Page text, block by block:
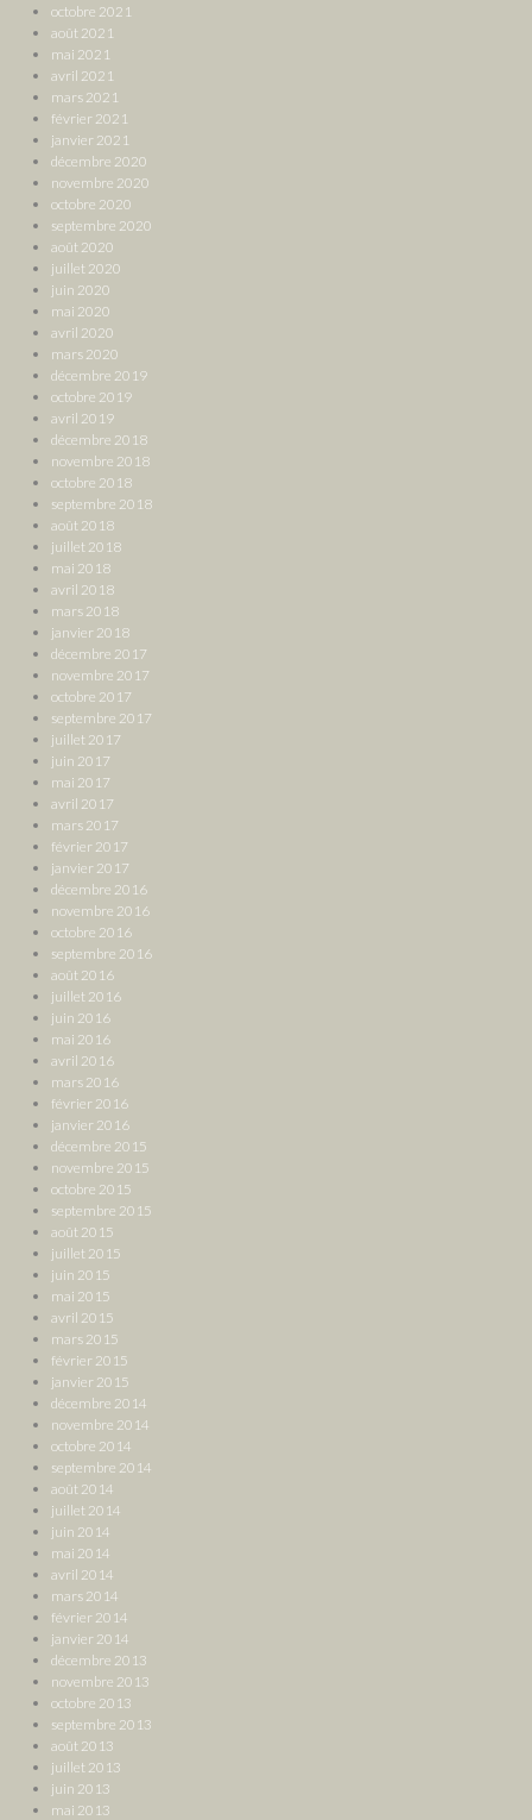
octobre 2021
août 2021
mai 2021
avril 2021
mars 2021
février 2021
janvier 2021
décembre 2020
novembre 2020
octobre 2020
septembre 2020
août 2020
juillet 2020
juin 2020
mai 2020
avril 2020
mars 2020
décembre 2019
octobre 2019
avril 2019
décembre 2018
novembre 2018
octobre 2018
septembre 2018
août 2018
juillet 2018
mai 2018
avril 2018
mars 2018
janvier 2018
décembre 2017
novembre 2017
octobre 2017
septembre 2017
juillet 2017
juin 2017
mai 2017
avril 2017
mars 2017
février 2017
janvier 2017
décembre 2016
novembre 2016
octobre 2016
septembre 2016
août 2016
juillet 2016
juin 2016
mai 2016
avril 2016
mars 2016
février 2016
janvier 2016
décembre 2015
novembre 2015
octobre 2015
septembre 2015
août 2015
juillet 2015
juin 2015
mai 2015
avril 2015
mars 2015
février 2015
janvier 2015
décembre 2014
novembre 2014
octobre 2014
septembre 2014
août 2014
juillet 2014
juin 2014
mai 2014
avril 2014
mars 2014
février 2014
janvier 2014
décembre 2013
novembre 2013
octobre 2013
septembre 2013
août 2013
juillet 2013
juin 2013
mai 2013